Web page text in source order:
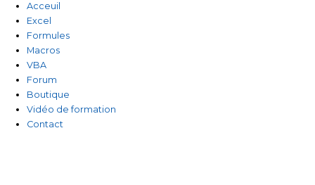
Acceuil
Excel
Formules
Macros
VBA
Forum
Boutique
Vidéo de formation
Contact